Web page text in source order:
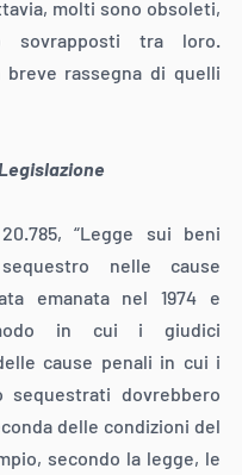
molti sono obsoleti,
sovrapposti tra loro.
breve rassegna di quelli
“Legge sui beni
nelle cause
emanata nel 1974 e
in cui i giudici
cause penali in cui i
sequestrati dovrebbero
delle condizioni del
secondo la legge, le